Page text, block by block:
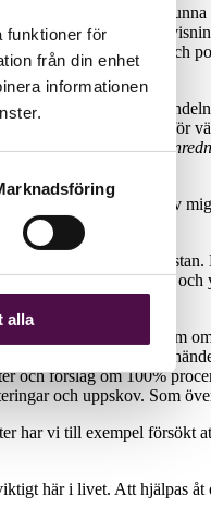
funktioner för
från din enhet
informationen
alla
ut en enkät för att
sig revisorer eller
med. Och brandmän och
med samt
vad tråkigt det blir för
här med att sälja
Så jag skakade av
Så vi ska vara med på
skillnad på yrken
digerdöden. Lite som
det konstigt allt som
och förslag om 100%
och uppskov. Som
har vi till exempel försökt
här i livet. Att hjälpas åt